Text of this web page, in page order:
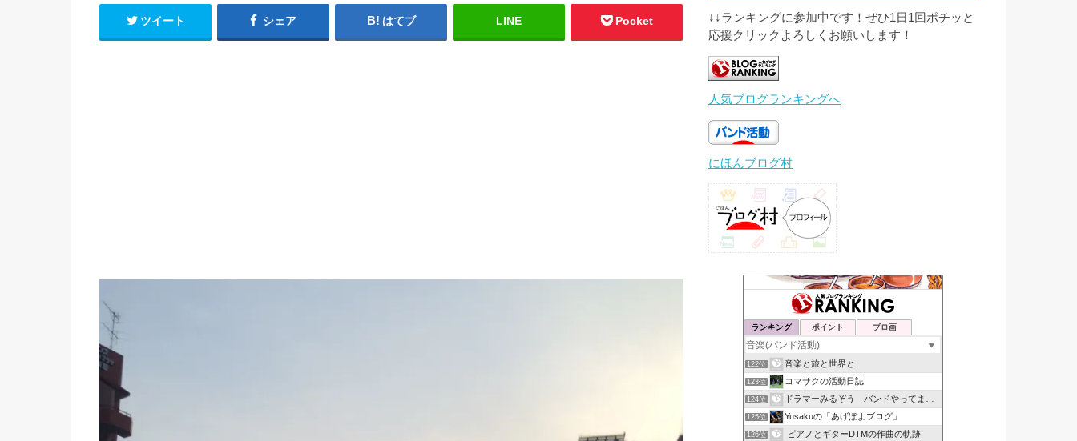
ツイート シェア はてブ LINE Pocket
↓↓ランキングに参加中です！ぜひ1日1回ポチッと
応援クリックよろしくお願いします！
人気ブログランキングへ
にほんブログ村
ランキング ポイント ブロ画
122位 音楽と旅と世界と
123位 コマサクの活動日誌
124位 ドラマーみるぞう バンドやってまするぅ
125位 Yusakuの「あげぽよブログ」
126位 ピアノとギターDTMの作曲の軌跡